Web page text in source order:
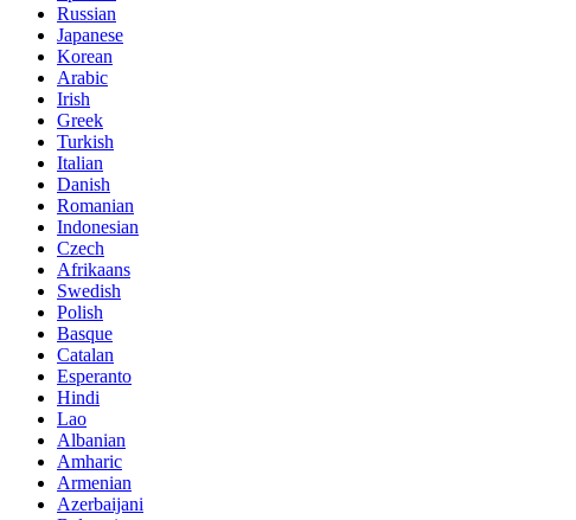
Russian
Japanese
Korean
Arabic
Irish
Greek
Turkish
Italian
Danish
Romanian
Indonesian
Czech
Afrikaans
Swedish
Polish
Basque
Catalan
Esperanto
Hindi
Lao
Albanian
Amharic
Armenian
Azerbaijani